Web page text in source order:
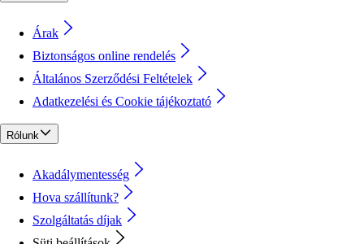
Árak
Biztonságos online rendelés
Általános Szerződési Feltételek
Adatkezelési és Cookie tájékoztató
Rólunk
Akadálymentesség
Hova szállítunk?
Szolgáltatás díjak